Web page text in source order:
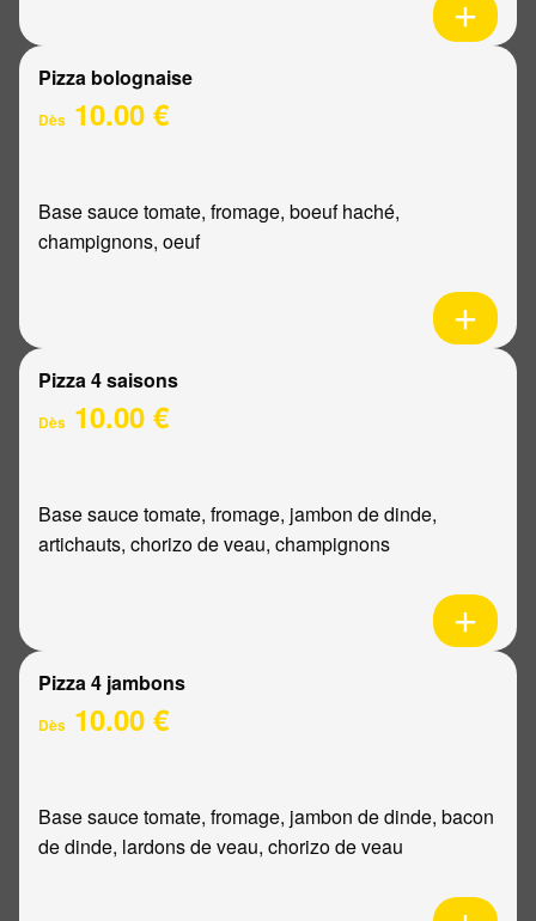
Pizza bolognaise
Dès 10.00 €
Base sauce tomate, fromage, boeuf haché,
champignons, oeuf
Pizza 4 saisons
Dès 10.00 €
Base sauce tomate, fromage, jambon de dinde,
artichauts, chorizo de veau, champignons
Pizza 4 jambons
Dès 10.00 €
Base sauce tomate, fromage, jambon de dinde, bacon
de dinde, lardons de veau, chorizo de veau